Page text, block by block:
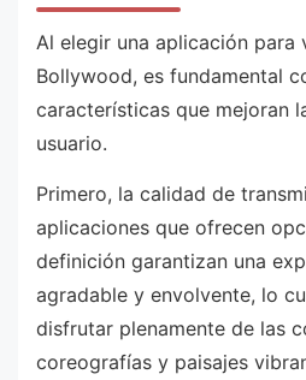
Al elegir una aplicación para
Bollywood, es fundamental
características que mejoran
usuario.
Primero, la calidad de
aplicaciones que ofrecen
definición garantizan una
agradable y envolvente, lo
disfrutar plenamente de las
coreografías y paisajes